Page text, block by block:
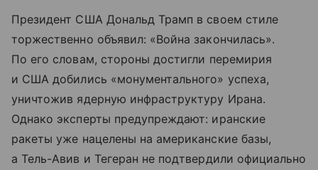
Президент США Дональд Трамп в своем стиле
торжественно объявил: «Война закончилась».
По его словам, стороны достигли перемирия
и США добились «монументального» успеха,
уничтожив ядерную инфраструктуру Ирана.
Однако эксперты предупреждают: иранские
ракеты уже нацелены на американские базы,
а Тель-Авив и Тегеран не подтвердили официально